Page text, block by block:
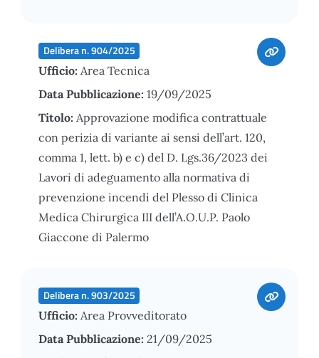
Delibera n. 904/2025
Ufficio: Area Tecnica
Data Pubblicazione: 19/09/2025
Titolo: Approvazione modifica contrattuale
con perizia di variante ai sensi dell’art. 120,
comma 1, lett. b) e c) del D. Lgs.36/2023 dei
Lavori di adeguamento alla normativa di
prevenzione incendi del Plesso di Clinica
Medica Chirurgica III dell’A.O.U.P. Paolo
Giaccone di Palermo
Delibera n. 903/2025
Ufficio: Area Provveditorato
Data Pubblicazione: 21/09/2025